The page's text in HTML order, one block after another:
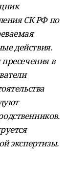
СК РФ по
действия.
в
экспертизы.